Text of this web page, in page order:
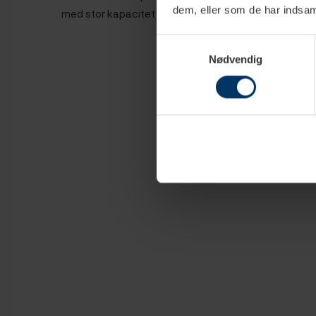
dem, eller som de har
Nødvendig
med stor kapacitet og brugervenlighed.